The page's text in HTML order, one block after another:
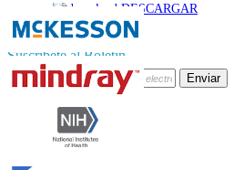
DESCARGAR
MUESTRA
Suscríbete al Boletín
Enviar
Confianza Online